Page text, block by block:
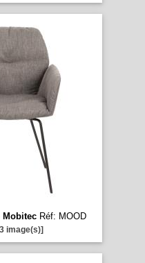
MobitecRéf: MOOD
image(s)]